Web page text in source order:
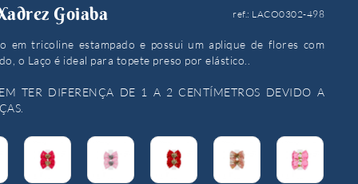
Goiaba ref.: LACO0302-498
em tricoline estampado e possui um aplique de flores com
o Laço é ideal para topete preso por elástico..
TER DIFERENÇA DE 1 A 2 CENTÍMETROS DEVIDO A